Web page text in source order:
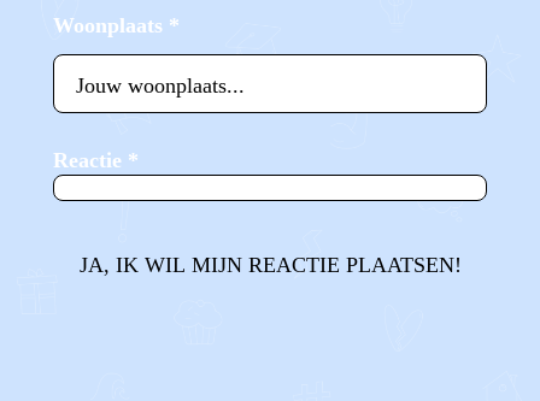
Woonplaats *
Reactie *
JA, IK WIL MIJN REACTIE PLAATSEN!